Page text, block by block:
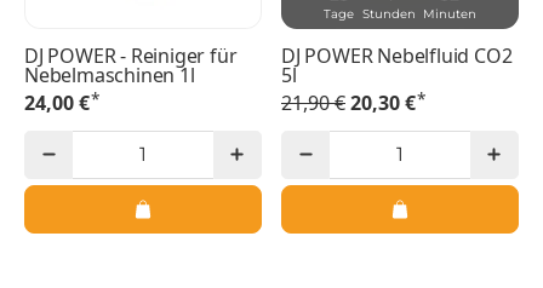
DJ POWER - Reiniger für
Nebelmaschinen 1l
24,00 €*
Tage Stunden Minuten
DJ POWER Nebelfluid CO2
5l
21,90 €20,30 €*